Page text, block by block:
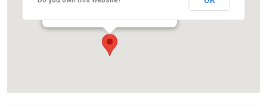
Avinguda de Josep Tarradellas i Joan, 44